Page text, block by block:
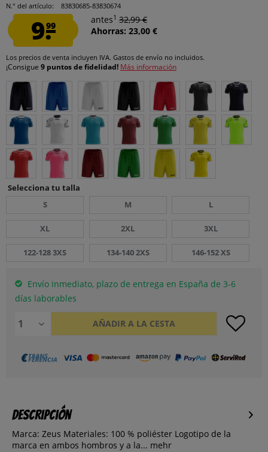
N.° del artículo:
83830685-83830674
9.99
antes1 32,99 €
Ahorras: 23,00 €
Los precios de venta incluyen IVA. Gastos de envío no incluidos.
¡Consigue 9 puntos de fidelidad! Más información
Selecciona tu talla
S
M L
XL 2XL 3XL
122-128 3XS 134-140 2XS 146-152 XS
Envío inmediato, plazo de entrega en España de 3-6
días laborables
AÑADIR A LA CESTA
Descripción
Marca: Zeus Materiales: 100 % poliéster Logotipo de la
marca en ambos hombros y a la... mehr